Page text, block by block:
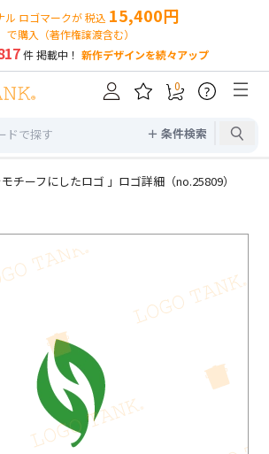
ル ロゴマークが 税込 15,400円
で購入（著作権譲渡含む）
件 掲載中！ 新作デザインを続々アップ
＋ 条件検索
0 ?
チーフにしたロゴ 」ロゴ詳細（no.25809）